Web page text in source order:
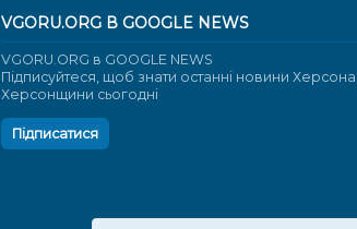
VGORU.ORG В GOOGLE NEWS
VGORU.ORG в GOOGLE NEWS
Підписуйтеся, щоб знати останні новини Херсона
Херсонщини сьогодні
Підписатися